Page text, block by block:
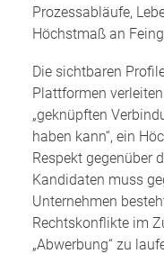
Prozessabläufe,
Höchstmaß an
Die sichtbaren
Plattformen
„geknüpften
haben kann“, ein
Respekt gegenüber
Kandidaten muss
Unternehmen
Rechtskonflikte im
„Abwerbung“ zu